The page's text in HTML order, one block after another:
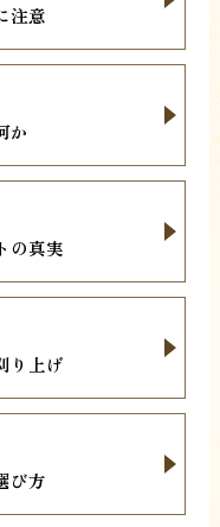
注意
か
の真実
り上げ
び方